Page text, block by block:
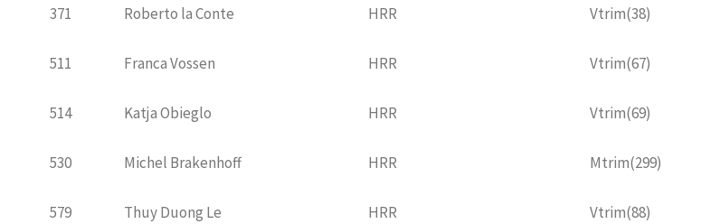
371 Roberto la Conte HRR Vtrim(38)
511 Franca Vossen HRR Vtrim(67)
514 Katja Obieglo HRR Vtrim(69)
530 Michel Brakenhoff HRR Mtrim(299)
579 Thuy Duong Le HRR Vtrim(88)